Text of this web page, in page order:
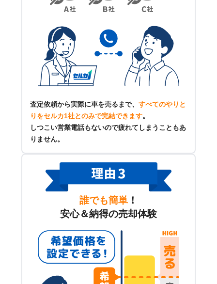
査定依頼から実際に車を売るまで、 すべてのやりと
りをセルカ1社とのみで完結できます。
しつこい営業電話もないので疲れてしまうこともあ
りません。
誰でも簡単 ！
安心＆納得の売却体験